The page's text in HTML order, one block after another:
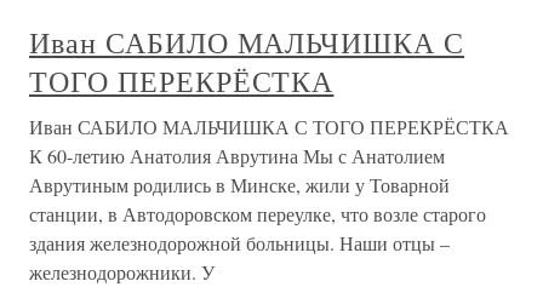
Иван САБИЛО МАЛЬЧИШКА С
ТОГО ПЕРЕКРЁСТКА
Иван САБИЛО МАЛЬЧИШКА С ТОГО ПЕРЕКРЁСТКА
К 60-летию Анатолия Аврутина Мы с Анатолием
Аврутиным родились в Минске, жили у Товарной
станции, в Автодоровском переулке, что возле старого
здания железнодорожной больницы. Наши отцы –
железнодорожники. У